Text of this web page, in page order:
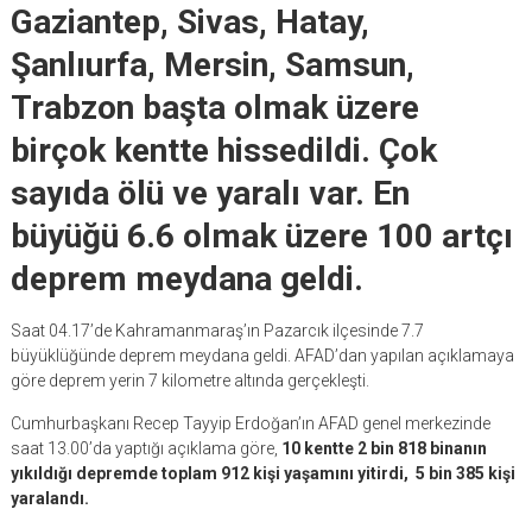
Gaziantep, Sivas, Hatay,
Şanlıurfa, Mersin, Samsun,
Trabzon başta olmak üzere
birçok kentte hissedildi. Çok
sayıda ölü ve yaralı var. En
büyüğü 6.6 olmak üzere 100 artçı
deprem meydana geldi.
Saat 04.17’de Kahramanmaraş’ın Pazarcık ilçesinde 7.7
büyüklüğünde deprem meydana geldi. AFAD’dan yapılan açıklamaya
göre deprem yerin 7 kilometre altında gerçekleşti.
Cumhurbaşkanı Recep Tayyip Erdoğan’ın AFAD genel merkezinde
saat 13.00’da yaptığı açıklama göre, 10 kentte 2 bin 818 binanın
yıkıldığı depremde toplam 912 kişi yaşamını yitirdi, 5 bin 385 kişi
yaralandı.